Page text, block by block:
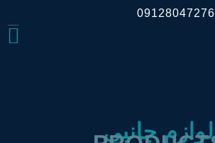
09128047276
لوازم جانبی